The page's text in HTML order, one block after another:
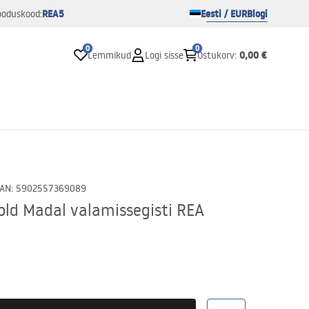
REA5 Eesti / EURBlogi
0
Lemmikud Logi sisse
0
Ostukorv: 0,00 €
: 5902557369089
Madal valamissegisti REA